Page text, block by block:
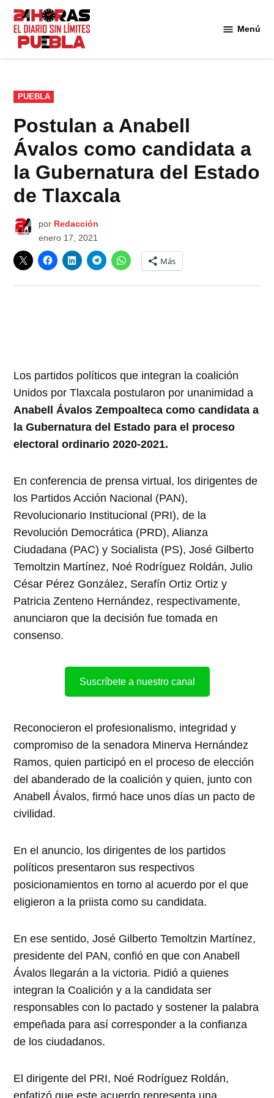
Saltar
contenido
Menú
PUBLICADO
EN
PUEBLA
Postulan a Anabell
Ávalos como candidata a
la Gubernatura del Estado
de Tlaxcala
por Redacción
enero 17, 2021
Más
Los partidos políticos que integran la coalición
Unidos por Tlaxcala postularon por unanimidad a
Anabell Ávalos Zempoalteca como candidata a
la Gubernatura del Estado para el proceso
electoral ordinario 2020-2021.
En conferencia de prensa virtual, los dirigentes de
los Partidos Acción Nacional (PAN),
Revolucionario Institucional (PRI), de la
Revolución Democrática (PRD), Alianza
Ciudadana (PAC) y Socialista (PS), José Gilberto
Temoltzin Martínez, Noé Rodríguez Roldán, Julio
César Pérez González, Serafín Ortiz Ortiz y
Patricia Zenteno Hernández, respectivamente,
anunciaron que la decisión fue tomada en
consenso.
Suscríbete a nuestro canal
Reconocieron el profesionalismo, integridad y
compromiso de la senadora Minerva Hernández
Ramos, quien participó en el proceso de elección
del abanderado de la coalición y quien, junto con
Anabell Ávalos, firmó hace unos días un pacto de
civilidad.
En el anuncio, los dirigentes de los partidos
políticos presentaron sus respectivos
posicionamientos en torno al acuerdo por el que
eligieron a la priista como su candidata.
En ese sentido, José Gilberto Temoltzin Martínez,
presidente del PAN, confió en que con Anabell
Ávalos llegarán a la victoria. Pidió a quienes
integran la Coalición y a la candidata ser
responsables con lo pactado y sostener la palabra
empeñada para así corresponder a la confianza
de los ciudadanos.
El dirigente del PRI, Noé Rodríguez Roldán,